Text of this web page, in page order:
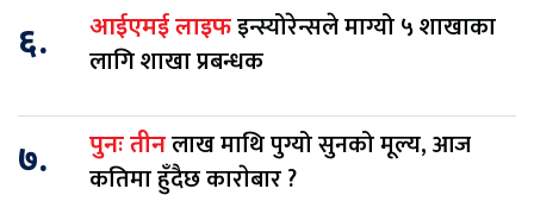
६. आईएमई लाइफइन्स्योरेन्सले माग्यो ५ शाखाका
लागि शाखा प्रबन्धक
७. पुनः तीनलाख माथि पुग्यो सुनको मूल्य, आज
कतिमा हुँदैछ काराेबार ?